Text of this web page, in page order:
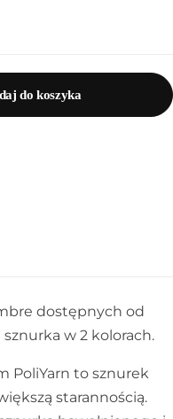
do koszyka
dostępnych od
w 2 kolorach.
PoliYarn to sznurek
starannością.